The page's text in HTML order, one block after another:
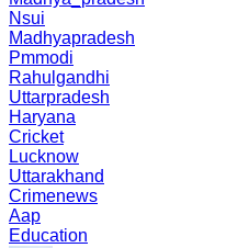
Nsui
Madhyapradesh
Pmmodi
Rahulgandhi
Uttarpradesh
Haryana
Cricket
Lucknow
Uttarakhand
Crimenews
Aap
Education